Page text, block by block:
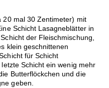
20 mal 30 Zentimeter) mit
Schicht Lasagneblätter in
der Fleischmischung,
klein geschnittenen
für Schicht
Schicht ein wenig mehr
Butterflöckchen und die
geben.